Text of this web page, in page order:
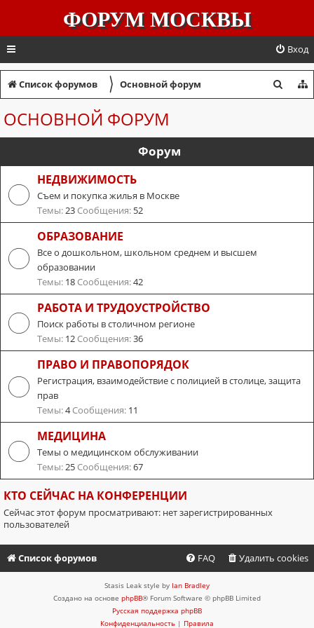
ФОРУМ МОСКВЫ
Вход
Список форумов 〉 Основной форум
к
ОСНОВНОЙ ФОРУМ
Форум
НЕДВИЖИМОСТЬ
Съем и покупка жилья в Москве
Темы:23 Сообщения: 52
ОБРАЗОВАНИЕ
Все о дошкольном, школьном среднем и высшем
образовании
Темы: 18 Сообщения:42
РАБОТА И ТРУДОУСТРОЙСТВО
Поиск работы в столичном регионе
Темы: 12 Сообщения:36
ПРАВО И ПРАВОПОРЯДОК
Регистрация, взаимодействие с полицией в столице, защита
прав
Темы:4Сообщения: 11
МЕДИЦИНА
Темы о медицинском обслуживании
Темы:25 Сообщения:67
КТО СЕЙЧАС НА КОНФЕРЕНЦИИ
Сейчас этот форум просматривают: нет зарегистрированных
пользователей
Список форумов Удалить cookies
FAQ
Stasis Leak style by Ian Bradley
Создано на основе phpBB® Forum Software © phpBB Limited
Русская поддержка phpBB
Конфиденциальность | Правила